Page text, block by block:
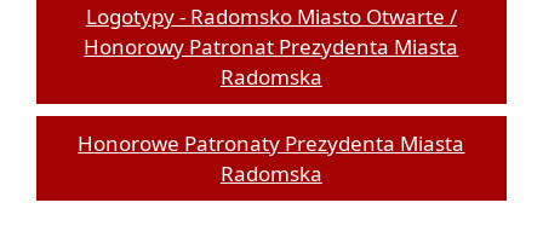
Logotypy - Radomsko Miasto Otwarte /
Honorowy Patronat Prezydenta Miasta
Radomska
Honorowe Patronaty Prezydenta Miasta
Radomska